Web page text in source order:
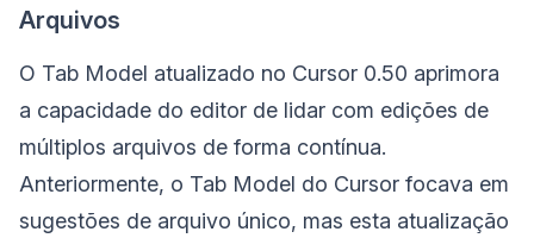
Arquivos
O Tab Model atualizado no Cursor 0.50 aprimora
a capacidade do editor de lidar com edições de
múltiplos arquivos de forma contínua.
Anteriormente, o Tab Model do Cursor focava em
sugestões de arquivo único, mas esta atualização